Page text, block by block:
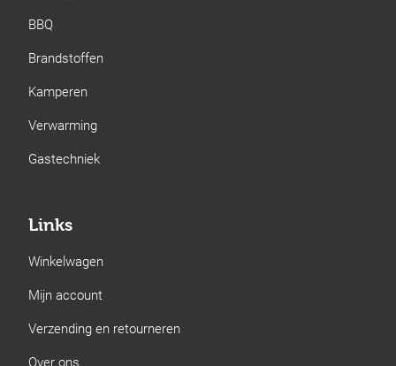
BBQ
Brandstoffen
Kamperen
Verwarming
Gastechniek
Links
Winkelwagen
Mijn account
Verzending en retourneren
Over ons